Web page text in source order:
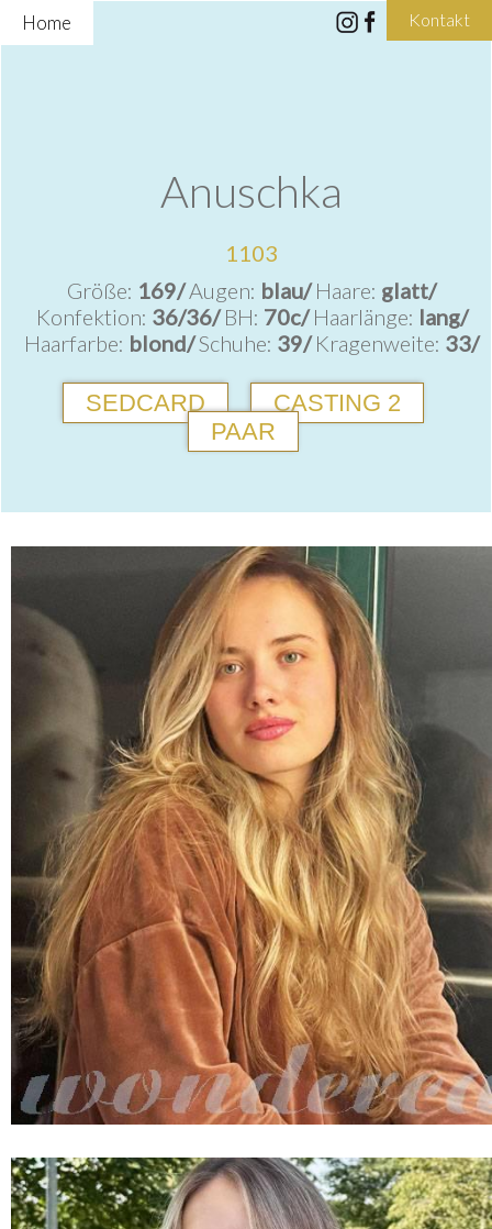
Home Kontakt
Anuschka
1103
Größe: 169/Augen: blau/Haare: glatt/
Konfektion: 36/36/BH: 70c/Haarlänge: lang/
Haarfarbe: blond/Schuhe: 39/Kragenweite: 33/
SEDCARD
CASTING 2
PAAR